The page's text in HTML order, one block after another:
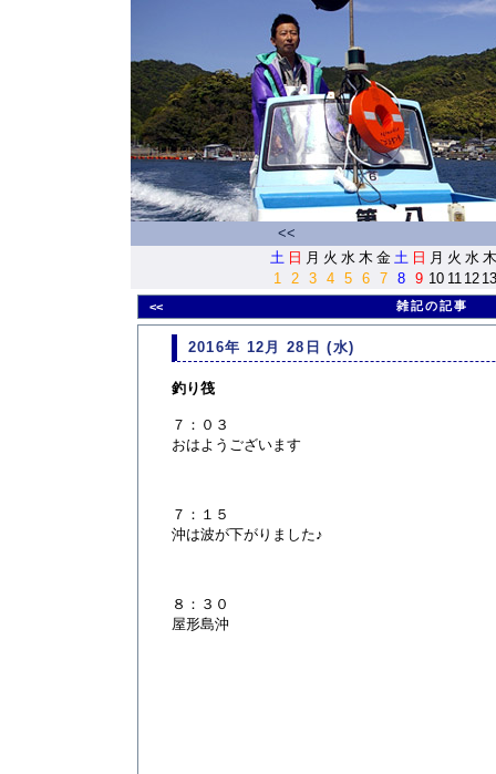
<<
土 日 月 火 水 木 金 土 日 月 火 水 木
1
2 3 4 5 6 7 8 9 10 11 12 13
<< 雑記の記事
2016年 12月 28日 (水)
釣り筏
７：０３
おはようございます
７：１５
沖は波が下がりました♪
８：３０
屋形島沖